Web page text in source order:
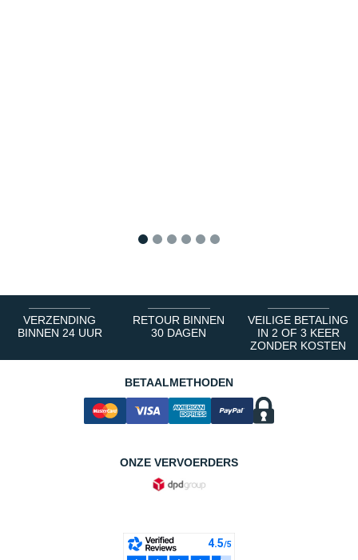
VERZENDING
BINNEN 24 UUR
RETOUR BINNEN
30 DAGEN
VEILIGE BETALING
IN 2 OF 3 KEER
ZONDER KOSTEN
BETAALMETHODEN
ONZE VERVOERDERS